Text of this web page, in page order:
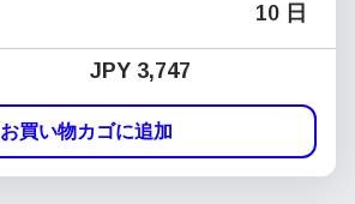
10 日
JPY 3,747
お買い物カゴに追加